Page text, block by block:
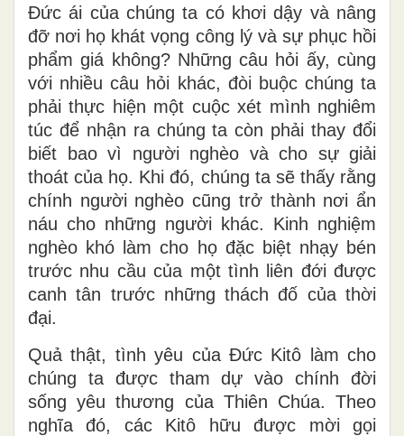
Đức ái của chúng ta có khơi dậy và nâng
đỡ nơi họ khát vọng công lý và sự phục hồi
phẩm giá không? Những câu hỏi ấy, cùng
với nhiều câu hỏi khác, đòi buộc chúng ta
phải thực hiện một cuộc xét mình nghiêm
túc để nhận ra chúng ta còn phải thay đổi
biết bao vì người nghèo và cho sự giải
thoát của họ. Khi đó, chúng ta sẽ thấy rằng
chính người nghèo cũng trở thành nơi ẩn
náu cho những người khác. Kinh nghiệm
nghèo khó làm cho họ đặc biệt nhạy bén
trước nhu cầu của một tình liên đới được
canh tân trước những thách đố của thời
đại.
Quả thật, tình yêu của Đức Kitô làm cho
chúng ta được tham dự vào chính đời
sống yêu thương của Thiên Chúa. Theo
nghĩa đó, các Kitô hữu được mời gọi